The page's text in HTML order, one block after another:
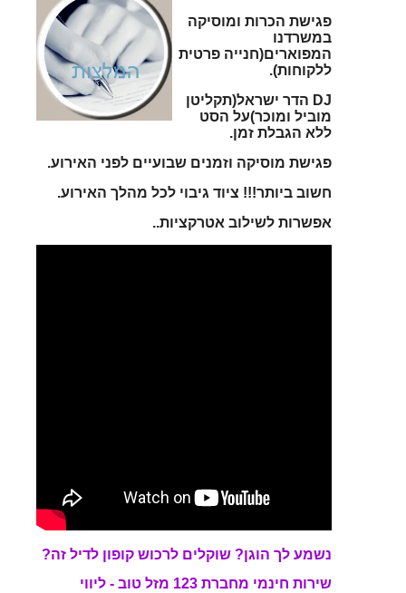
פגישת הכרות ומוסיקה
במשרדנו
המפוארים(חנייה פרטית
ללקוחות).
DJ הדר ישראל(תקליטן
מוביל ומוכר)על הסט
ללא הגבלת זמן.
פגישת מוסיקה וזמנים שבועיים לפני האירוע.
חשוב ביותר!!! ציוד גיבוי לכל מהלך האירוע.
אפשרות לשילוב אטרקציות..
נשמע לך הוגן? שוקלים לרכוש קופון לדיל זה?
שירות חינמי מחברת 123 מזל טוב - ליווי